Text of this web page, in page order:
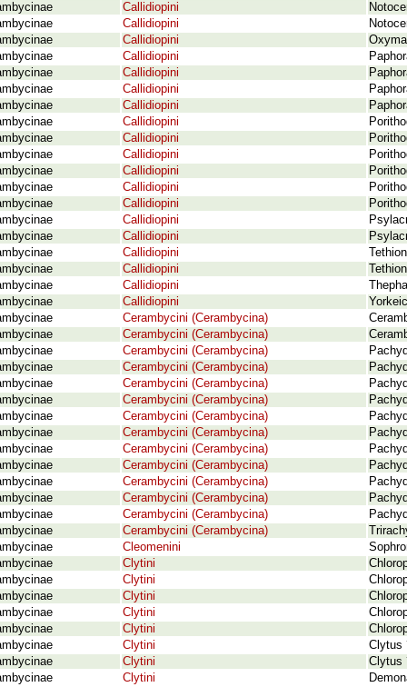
Callidiopini
Callidiopini
Callidiopini
Callidiopini
Callidiopini
Callidiopini
Callidiopini
Callidiopini
Callidiopini
Callidiopini
Callidiopini
Callidiopini
Callidiopini
Callidiopini
Callidiopini
Callidiopini
Callidiopini
Callidiopini
Callidiopini
Cerambycini (Cerambycina)
Cerambycini (Cerambycina)
Cerambycini (Cerambycina)
Cerambycini (Cerambycina)
Cerambycini (Cerambycina)
Cerambycini (Cerambycina)
Cerambycini (Cerambycina)
Cerambycini (Cerambycina)
Cerambycini (Cerambycina)
Cerambycini (Cerambycina)
Cerambycini (Cerambycina)
Cerambycini (Cerambycina)
Cerambycini (Cerambycina)
Cerambycini (Cerambycina)
Cleomenini
Clytini
Clytini
Clytini
Clytini
Clytini
Clytini
Clytus
Clytini
Clytus
Clytini